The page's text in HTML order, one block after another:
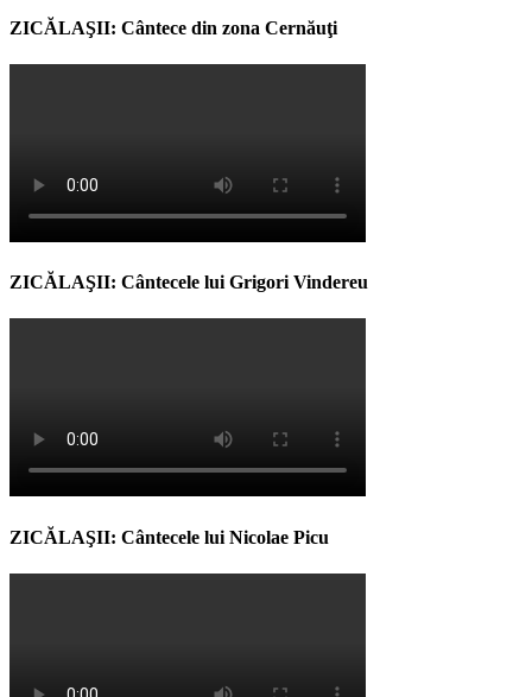
ZICĂLAŞII: Cântece din zona Cernăuţi
ZICĂLAŞII: Cântecele lui Grigori Vindereu
ZICĂLAŞII: Cântecele lui Nicolae Picu